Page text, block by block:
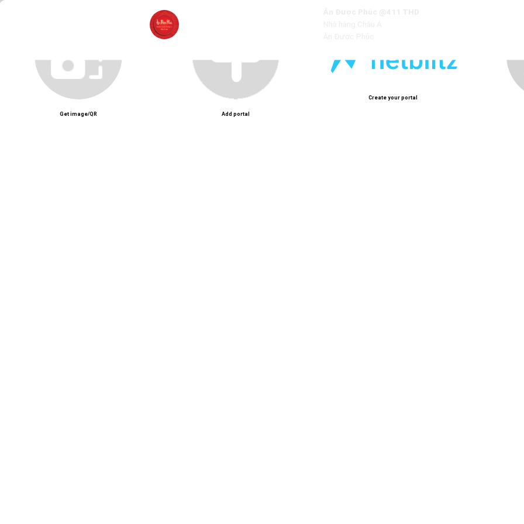
Unmute
Sik Dak Fook – Nhà hàng Hoa phong cách Hong Kong với dimsum, mì và món Quảng Đông truyền thống.
Get image/QR Add portal
Create your portal